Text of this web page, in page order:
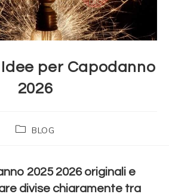
per Capodanno
2026
BLOG
2025 2026 originali e
divise chiaramente tra